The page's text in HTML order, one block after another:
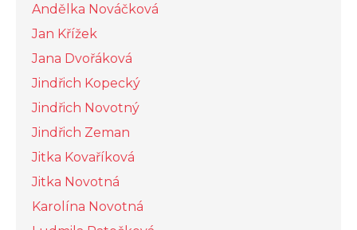
Andělka Nováčková
Jan Křížek
Jana Dvořáková
Jindřich Kopecký
Jindřich Novotný
Jindřich Zeman
Jitka Kovaříková
Jitka Novotná
Karolína Novotná